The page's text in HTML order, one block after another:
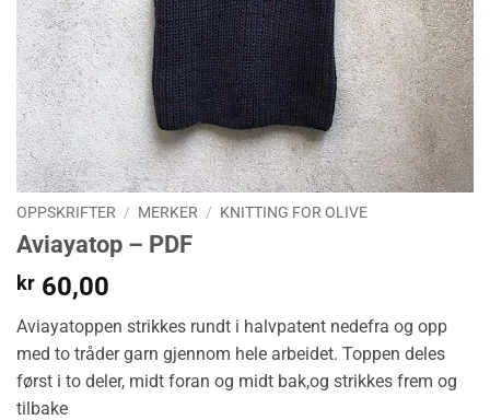
OPPSKRIFTER / MERKER / KNITTING FOR OLIVE
Aviayatop – PDF
kr 60,00
Aviayatoppen strikkes rundt i halvpatent nedefra og opp
med to tråder garn gjennom hele arbeidet. Toppen deles
først i to deler, midt foran og midt bak,og strikkes frem og
tilbake